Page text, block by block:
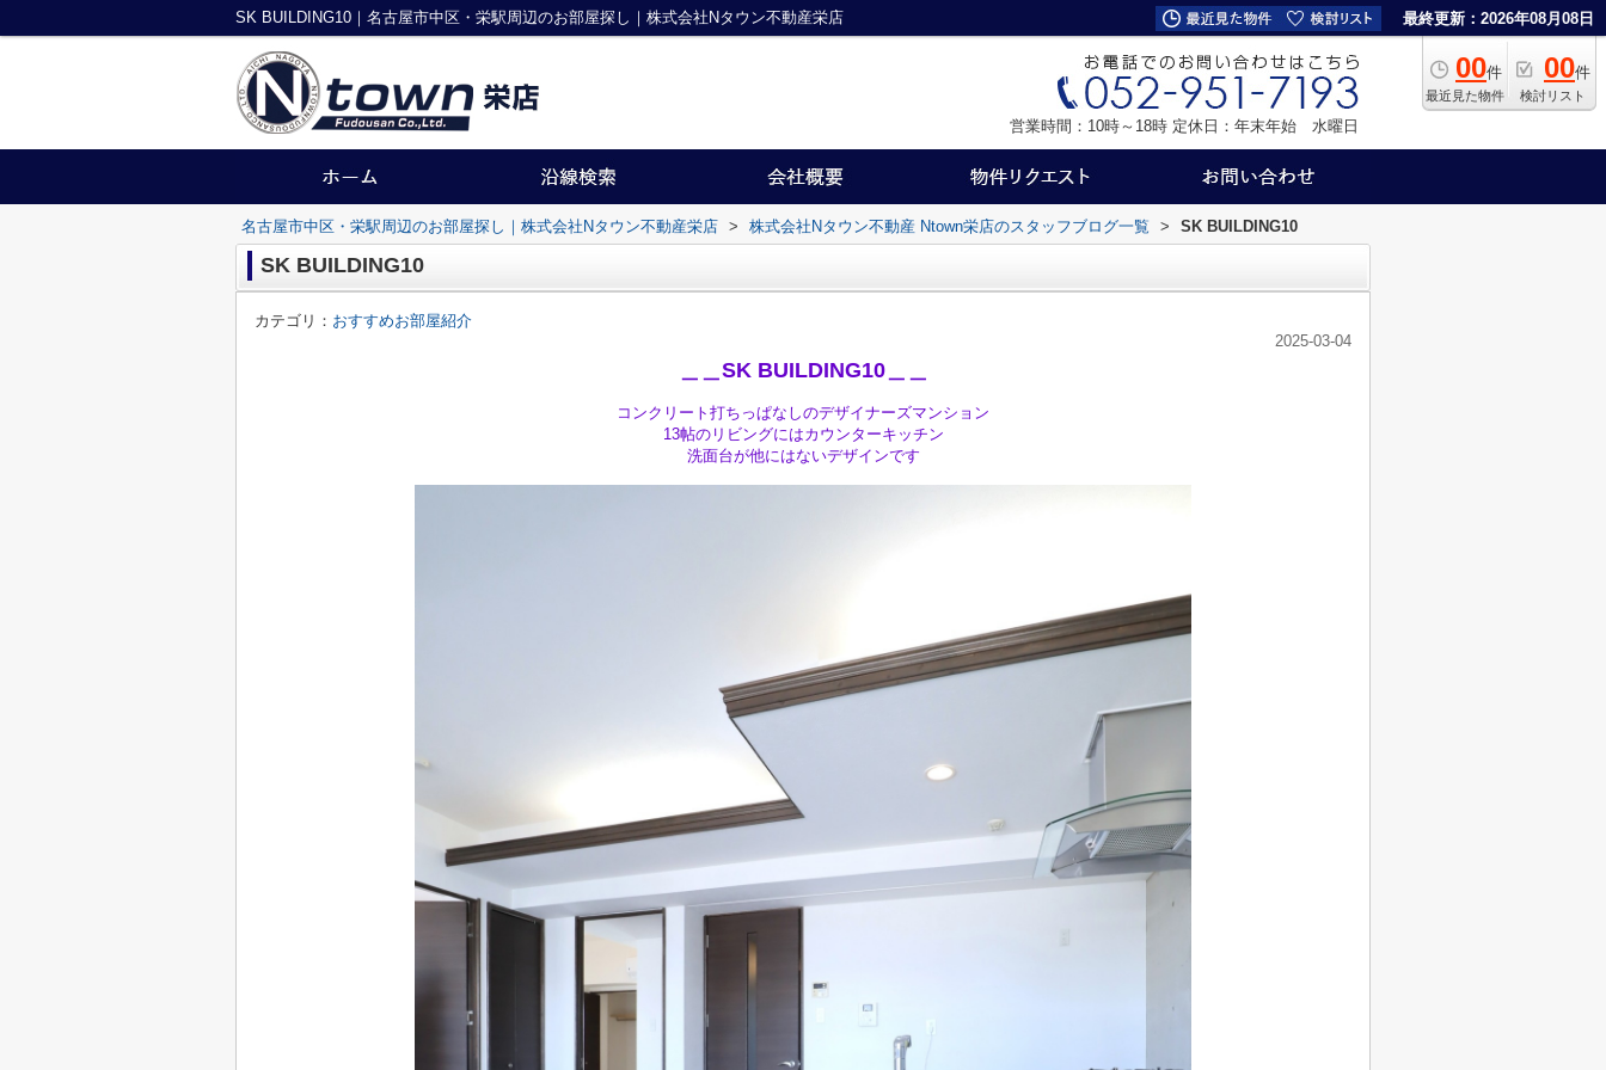
SK BUILDING10｜名古屋市中区・栄駅周辺のお部屋探し｜株式会社Nタウン不動産栄店 最終更新：2026年08月08日
00件
最近見た物件
00件
検討リスト
営業時間：10時～18時 定休日：年末年始 水曜日
名古屋市中区・栄駅周辺のお部屋探し｜株式会社Nタウン不動産栄店 > 株式会社Nタウン不動産 Ntown栄店のスタッフブログ一覧 > SK BUILDING10
SK BUILDING10
カテゴリ： おすすめお部屋紹介
2025-03-04
＿＿SK BUILDING10＿＿
コンクリート打ちっぱなしのデザイナーズマンション
13帖のリビングにはカウンターキッチン
洗面台が他にはないデザインです